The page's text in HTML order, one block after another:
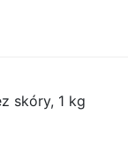
skóry, 1 kg